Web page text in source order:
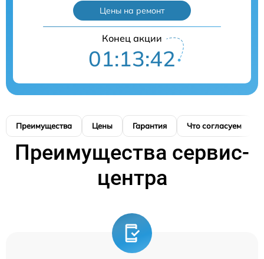
Цены на ремонт
Конец акции
01:13:41
Преимущества Цены Гарантия Что согласуем
Преимущества сервис-
центра